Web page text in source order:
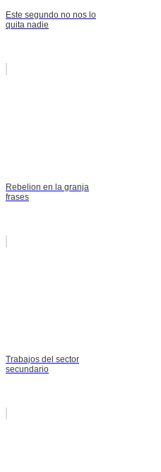
Este segundo no nos lo
quita nadie
Rebelion en la granja
frases
Trabajos del sector
secundario